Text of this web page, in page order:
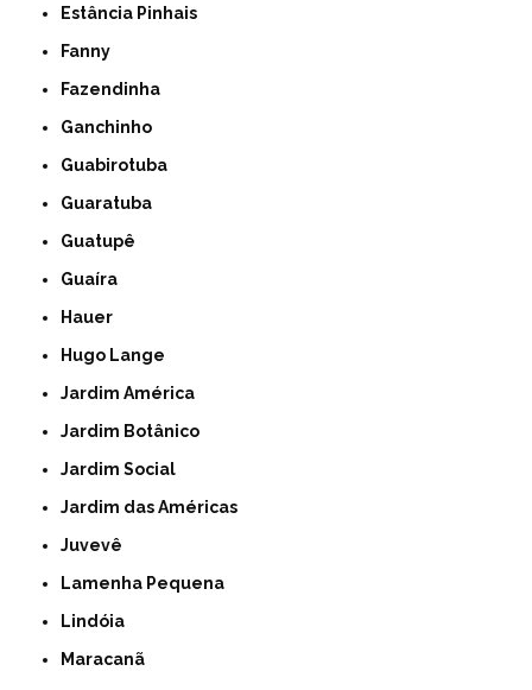
Estância Pinhais
Fanny
Fazendinha
Ganchinho
Guabirotuba
Guaratuba
Guatupê
Guaíra
Hauer
Hugo Lange
Jardim América
Jardim Botânico
Jardim Social
Jardim das Américas
Juvevê
Lamenha Pequena
Lindóia
Maracanã